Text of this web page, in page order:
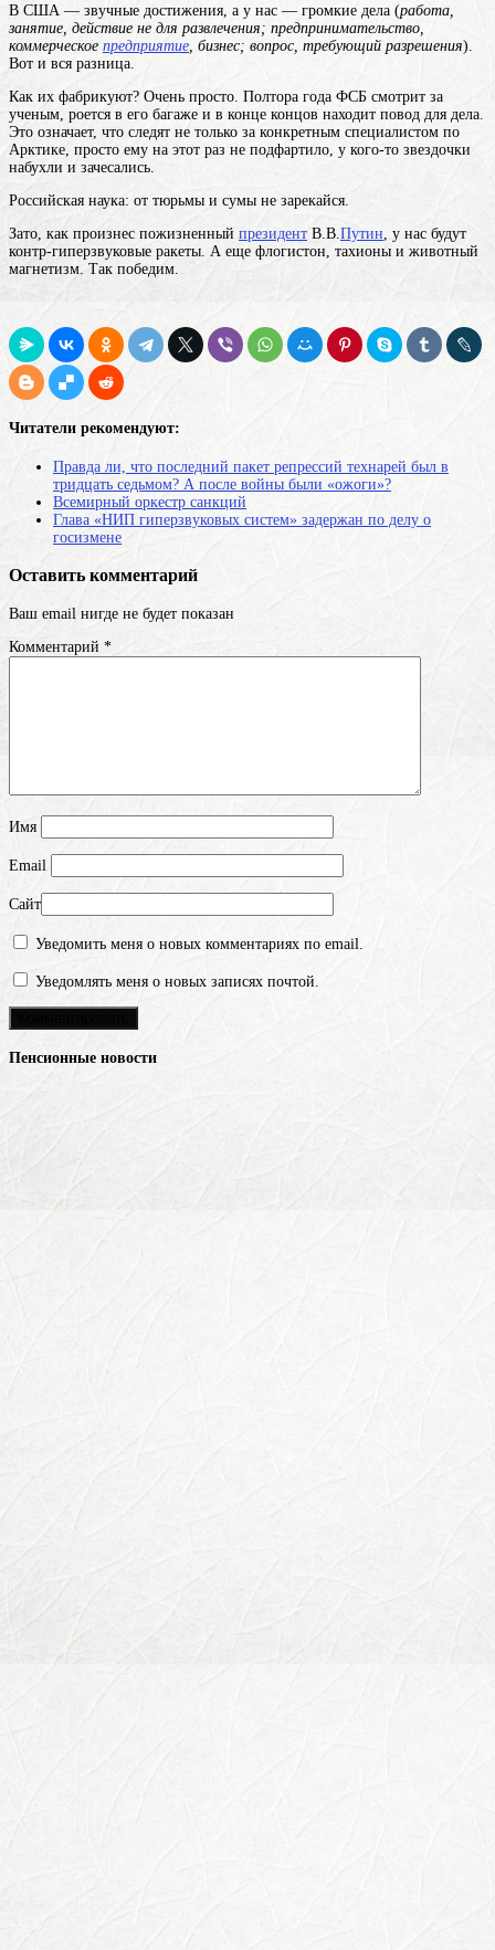
В США — звучные достижения, а у нас — громкие дела (работа,
занятие, действие не для развлечения; предпринимательство,
коммерческое предприятие , бизнес; вопрос, требующий разрешения).
Вот и вся разница.
Как их фабрикуют? Очень просто. Полтора года ФСБ смотрит за
ученым, роется в его багаже и в конце концов находит повод для дела.
Это означает, что следят не только за конкретным специалистом по
Арктике, просто ему на этот раз не подфартило, у кого-то звездочки
набухли и зачесались.
Российская наука: от тюрьмы и сумы не зарекайся.
Зато, как произнес пожизненный президент В.В. Путин , у нас будут
контр-гиперзвуковые ракеты. А еще флогистон, тахионы и животный
магнетизм. Так победим.
Читатели рекомендуют:
Правда ли, что последний пакет репрессий технарей был в
тридцать седьмом? А после войны были «ожоги»?
Всемирный оркестр санкций
Глава «НИП гиперзвуковых систем» задержан по делу о
госизмене
Оставить комментарий
Ваш email нигде не будет показан
Комментарий *
Имя
Email
Сайт
Уведомить меня о новых комментариях по email.
Уведомлять меня о новых записях почтой.
Пенсионные новости